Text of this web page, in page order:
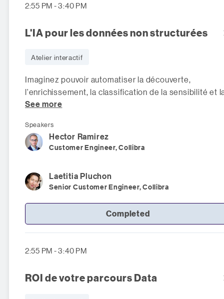
2:55 PM - 3:40 PM
L'IA pour les données non structurées
Atelier interactif
Imaginez pouvoir automatiser la découverte,
l'enrichissement, la classification de la sensibilité et
détection de la qualité sur l'e
See more
Speakers
Hector Ramirez
Customer Engineer, Collibra
Laetitia Pluchon
Senior Customer Engineer, Collibra
Completed
2:55 PM - 3:40 PM
ROI de votre parcours Data